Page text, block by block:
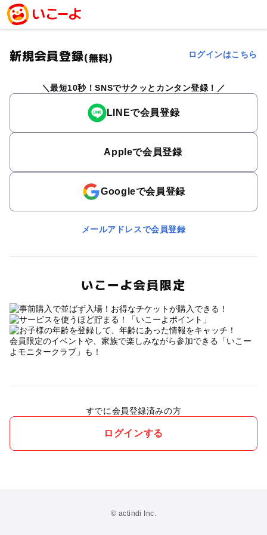
新規会員登録(無料) ログインはこちら
最短10秒！SNSでサクッとカンタン登録！
LINEで会員登録
Appleで会員登録
Googleで会員登録
メールアドレスで会員登録
いこーよ会員限定
会員限定のイベントや、家族で楽しみながら参加できる「いこー
よモニタークラブ」も！
すでに会員登録済みの方
ログインする
© actindi Inc.